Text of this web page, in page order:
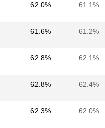
62.0% 61.1%
61.6% 61.2%
62.8% 62.1%
62.8% 62.4%
62.3% 62.0%